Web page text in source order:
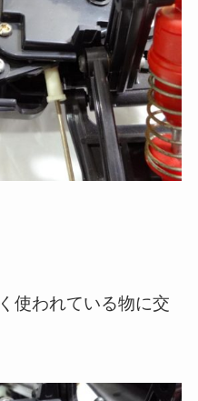
使われている物に交